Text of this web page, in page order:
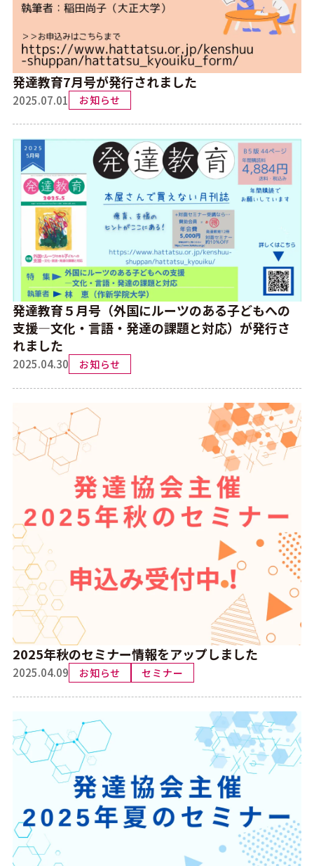
発達教育7月号が発行されました
2025.07.01 お知らせ
発達教育５月号（外国にルーツのある子どもへの
支援―文化・言語・発達の課題と対応）が発行さ
れました
2025.04.30 お知らせ
2025年秋のセミナー情報をアップしました
2025.04.09 お知らせ セミナー